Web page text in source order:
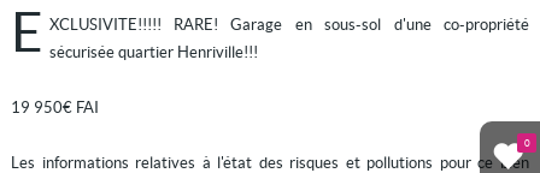
0
E XCLUSIVITE!!!!! RARE! Garage en sous-sol d'une co-propriété
sécurisée quartier Henriville!!!
19 950€ FAI
Les informations relatives à l'état des risques et pollutions pour ce bien